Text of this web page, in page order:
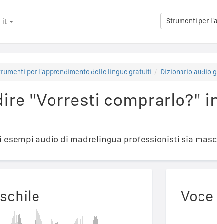
it Strumenti per
per l'apprendimento delle lingue gratuiti Dizionario audio
"Vorresti comprarlo?"
esempi audio di madrelingua professionisti sia